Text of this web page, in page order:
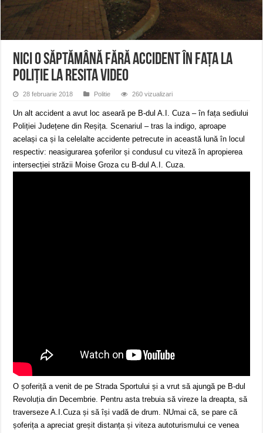
ANUNŢ OPRIRE APĂ în CARANSEBEȘ – 04.08.2026 – avarie – Calea
ANUNŢ OPRIRE APĂ în CARANSEBEȘ avarie
Nici o săptămână fără accident în faţa la
Poliţie la Resita VIDEO
28 februarie 2018 Politie 260 vizualizari
Un alt accident a avut loc aseară pe B-dul A.I. Cuza – în fața sediului
Poliției Județene din Reșița. Scenariul – tras la indigo, aproape
același ca și la celelalte accidente petrecute in această lună în locul
respectiv: neasigurarea şoferilor și condusul cu viteză în apropierea
intersecției străzii Moise Groza cu B-dul A.I. Cuza.
O șoferiță a venit de pe Strada Sportului și a vrut să ajungă pe B-dul
Revoluția din Decembrie. Pentru asta trebuia să vireze la dreapta, să
traverseze A.I.Cuza și să își vadă de drum. NUmai că, se pare că
șoferița a apreciat greșit distanța și viteza autoturismului ce venea